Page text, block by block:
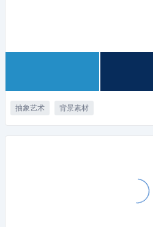
抽象艺术 背景素材